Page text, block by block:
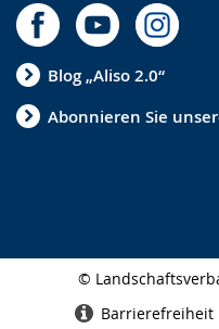
Blog „Aliso 2.0“
Abonnieren Sie
©
Barrierefreiheit